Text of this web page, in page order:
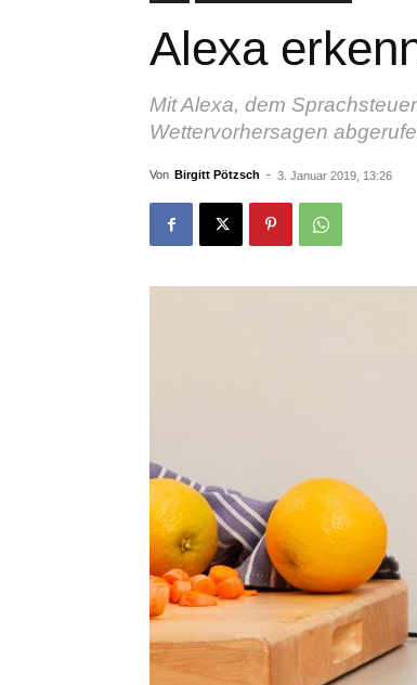
Alexa
Mit Alexa, dem
Wettervorhersagen
Von Birgitt Pötzsch - 3. Januar 2019, 13:26